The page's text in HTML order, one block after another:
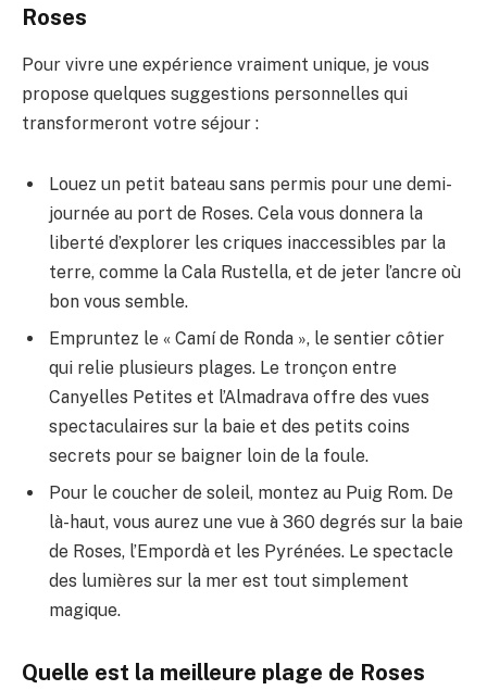
Roses
Pour vivre une expérience vraiment unique, je vous
propose quelques suggestions personnelles qui
transformeront votre séjour :
Louez un petit bateau sans permis pour une demi-
journée au port de Roses. Cela vous donnera la
liberté d’explorer les criques inaccessibles par la
terre, comme la Cala Rustella, et de jeter l’ancre où
bon vous semble.
Empruntez le « Camí de Ronda », le sentier côtier
qui relie plusieurs plages. Le tronçon entre
Canyelles Petites et l’Almadrava offre des vues
spectaculaires sur la baie et des petits coins
secrets pour se baigner loin de la foule.
Pour le coucher de soleil, montez au Puig Rom. De
là-haut, vous aurez une vue à 360 degrés sur la baie
de Roses, l’Empordà et les Pyrénées. Le spectacle
des lumières sur la mer est tout simplement
magique.
Quelle est la meilleure plage de Roses